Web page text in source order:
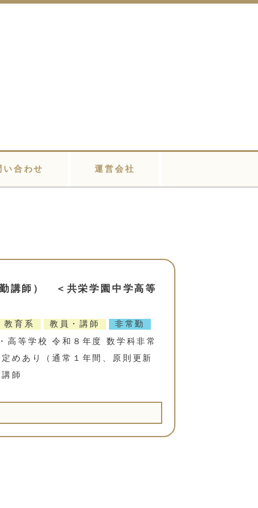
い合わせ 運営会社
講師） ＜共栄学園中学高等
教育系 教員・講師
非常勤
高等学校 令和８年度 数学科非常
めあり（通常１年間、原則更新
師